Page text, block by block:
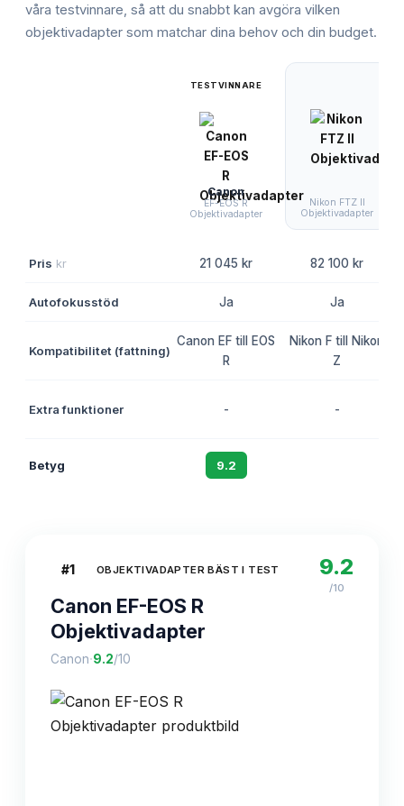
våra testvinnare, så att du snabbt kan avgöra vilken
objektivadapter som matchar dina behov och din budget.
TESTVINNARE
Canon
EF-EOS R
Objektivadapter
Nikon FTZ II
Objektivadapter
Pris kr 21 045 kr 82 100 kr
Autofokusstöd Ja Ja
Kompatibilitet (fattning)
Canon EF till EOS
R
Nikon F till Nikon
Z
Extra funktioner - -
Betyg 9.2
#1 OBJEKTIVADAPTER BÄST I TEST
Canon EF-EOS R
Objektivadapter
Canon·9.2/10
9.2
/10